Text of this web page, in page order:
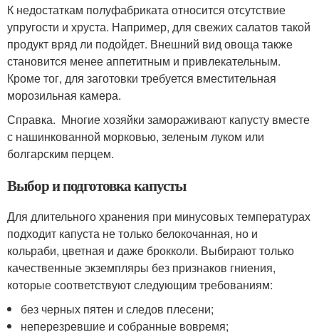
К недостаткам полуфабриката относится отсутствие
упругости и хруста. Например, для свежих салатов такой
продукт вряд ли подойдет. Внешний вид овоща также
становится менее аппетитным и привлекательным.
Кроме тог, для заготовки требуется вместительная
морозильная камера.
Справка. Многие хозяйки замораживают капусту вместе
с нашинкованной морковью, зеленым луком или
болгарским перцем.
Выбор и подготовка капусты
Для длительного хранения при минусовых температурах
подходит капуста не только белокочанная, но и
кольраби, цветная и даже брокколи. Выбирают только
качественные экземпляры без признаков гниения,
которые соответствуют следующим требованиям:
без черных пятен и следов плесени;
неперезревшие и собранные вовремя;